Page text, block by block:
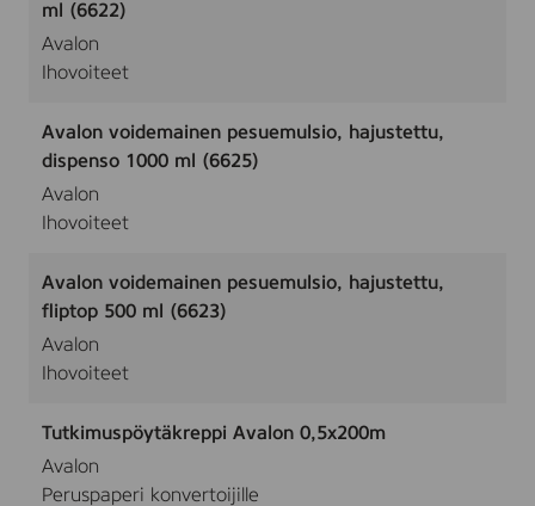
ml (6622)
Avalon
Ihovoiteet
Avalon voidemainen pesuemulsio, hajustettu,
dispenso 1000 ml (6625)
Avalon
Ihovoiteet
Avalon voidemainen pesuemulsio, hajustettu,
fliptop 500 ml (6623)
Avalon
Ihovoiteet
Tutkimuspöytäkreppi Avalon 0,5x200m
Avalon
Peruspaperi konvertoijille